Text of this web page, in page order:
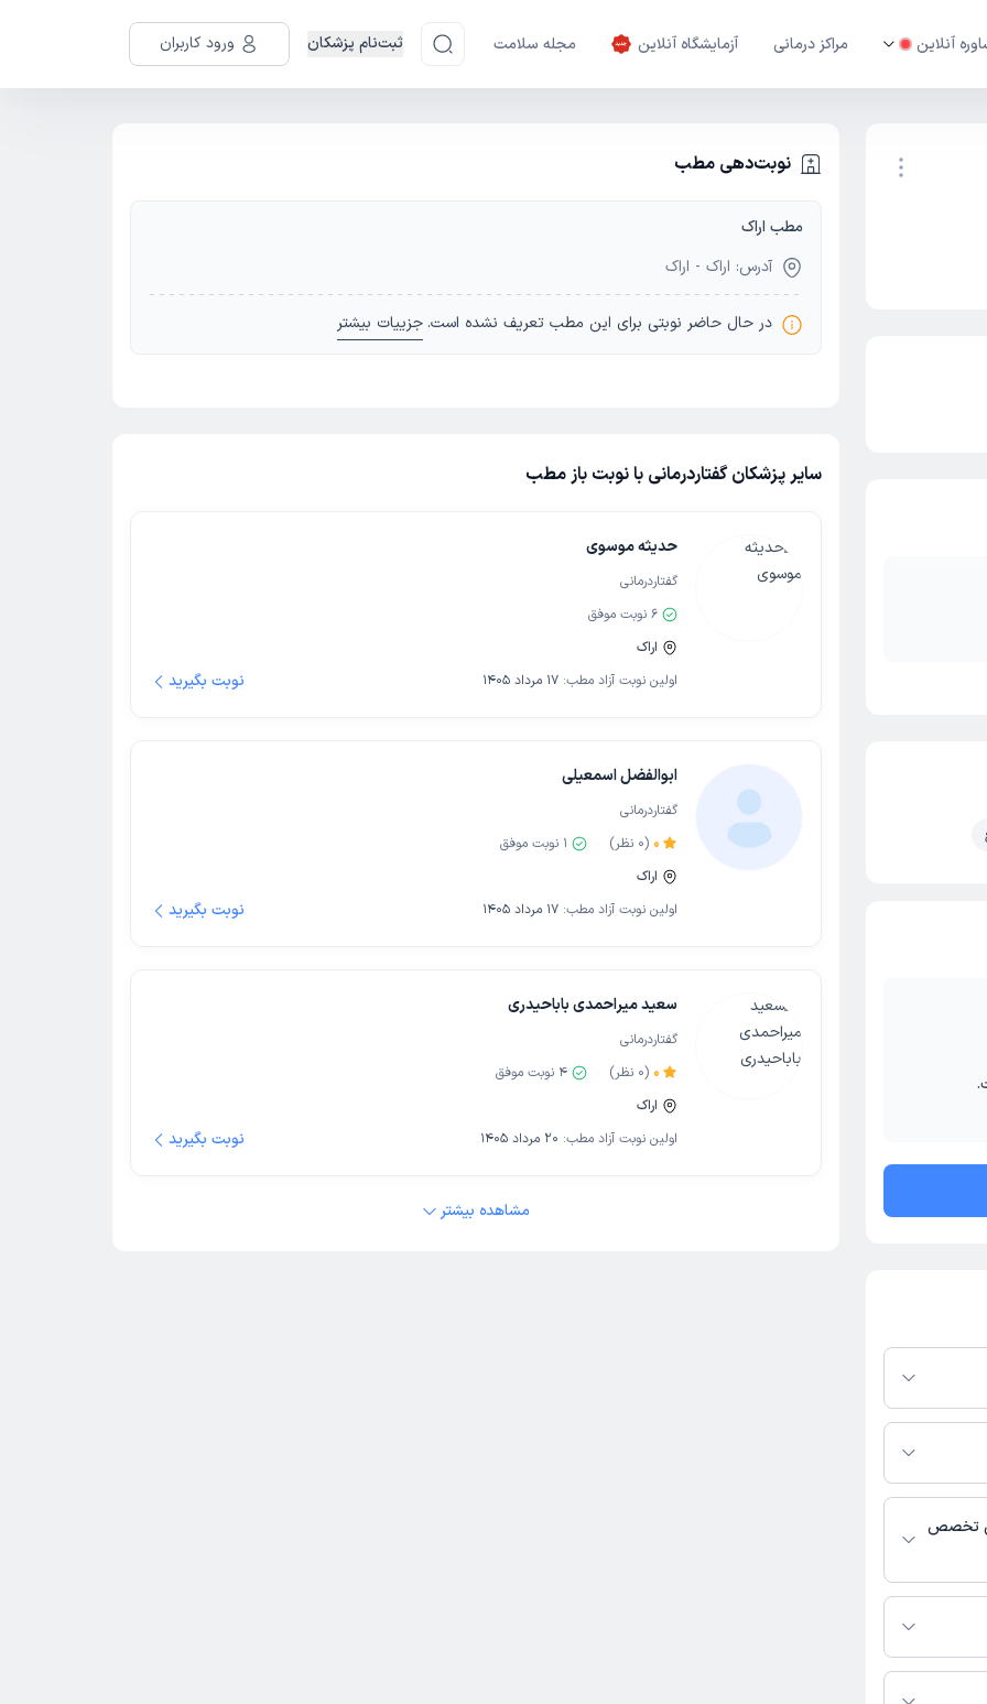
آنلاین مراکز درمانی آزمایشگاه آنلاین مجله سلامت ثبت‌نام پزشکان ورود کاربران
نوبت‌دهی مطب
مطب اراک
آدرس: اراک - اراک
در حال حاضر نوبتی برای این مطب تعریف نشده است. جزییات بیشتر
سایر پزشکان گفتاردرمانی با نوبت باز مطب
حدیثه موسوی
گفتاردرمانی
6 نوبت موفق
اراک
اولین نوبت آزاد مطب: 17 مرداد 1405 نوبت بگیرید
ابوالفضل اسمعیلی
گفتاردرمانی
0
(
0 نظر) 1 نوبت موفق
اراک
اولین نوبت آزاد مطب: 17 مرداد 1405 نوبت بگیرید
سعید میراحمدی باباحیدری
گفتاردرمانی
0
(
0 نظر) 4 نوبت موفق
اراک
اولین نوبت آزاد مطب: 20 مرداد 1405 نوبت بگیرید
مشاهده بیشتر
دکترتو باشند،
بودن پروفایل
پزشکی و
تخصص
فعالیت می‌کنند.